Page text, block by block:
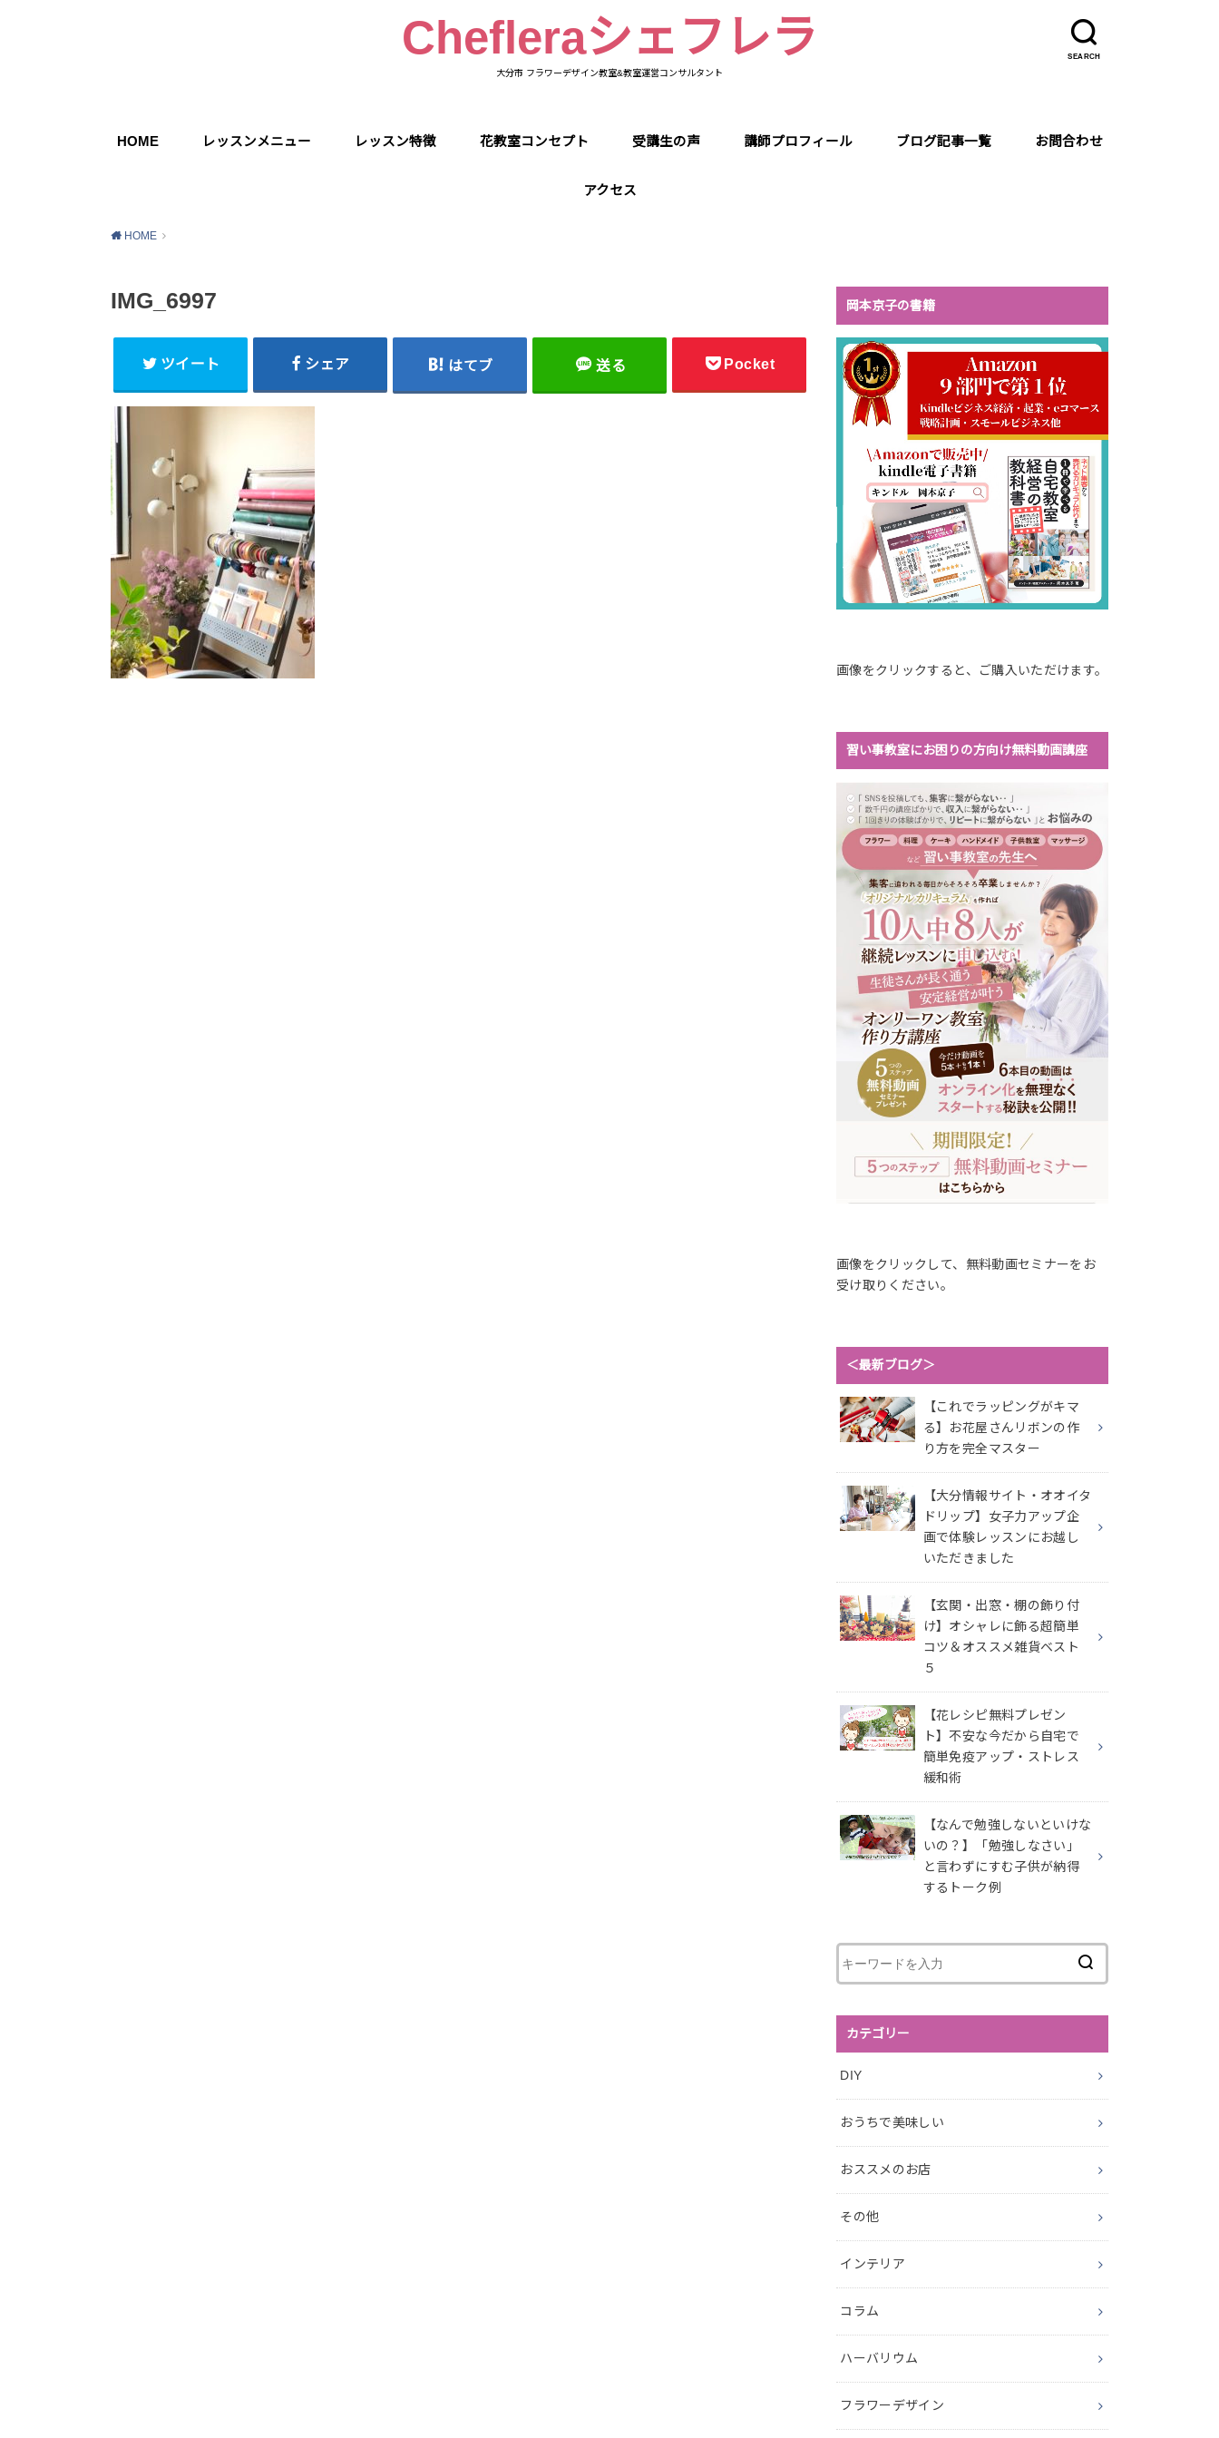
SEARCH
Chefleraシェフレラ
大分市 フラワーデザイン教室&教室運営コンサルタント
HOME レッスンメニュー レッスン特徴 花教室コンセプト 受講生の声 講師プロフィール ブログ記事一覧 お問合わせ
アクセス
HOME
IMG_6997
ツイート シェア はてブ 送る Pocket
岡本京子の書籍
画像をクリックすると、ご購入いただけます。
習い事教室にお困りの方向け無料動画講座
画像をクリックして、無料動画セミナーをお
受け取りください。
＜最新ブログ＞
【これでラッピングがキマ
る】お花屋さんリボンの作
り方を完全マスター
【大分情報サイト・オオイタ
ドリップ】女子力アップ企
画で体験レッスンにお越し
いただきました
【玄関・出窓・棚の飾り付
け】オシャレに飾る超簡単
コツ＆オススメ雑貨ベスト
５
【花レシピ無料プレゼン
ト】不安な今だから自宅で
簡単免疫アップ・ストレス
緩和術
【なんで勉強しないといけな
いの？】「勉強しなさい」
と言わずにすむ子供が納得
するトーク例
カテゴリー
DIY
おうちで美味しい
おススメのお店
その他
インテリア
コラム
ハーバリウム
フラワーデザイン